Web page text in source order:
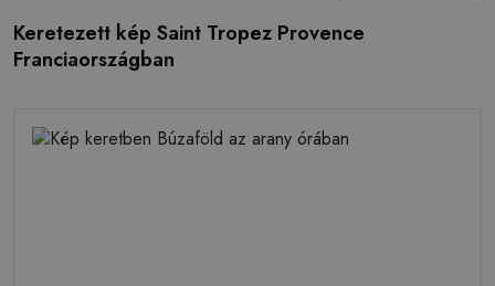
Keretezett kép Saint Tropez Provence
Franciaországban